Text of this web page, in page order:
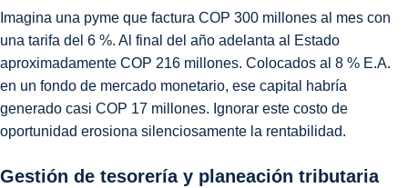
Imagina una pyme que factura COP 300 millones al mes con
una tarifa del 6 %. Al final del año adelanta al Estado
aproximadamente COP 216 millones. Colocados al 8 % E.A.
en un fondo de mercado monetario, ese capital habría
generado casi COP 17 millones. Ignorar este costo de
oportunidad erosiona silenciosamente la rentabilidad.
Gestión de tesorería y planeación tributaria